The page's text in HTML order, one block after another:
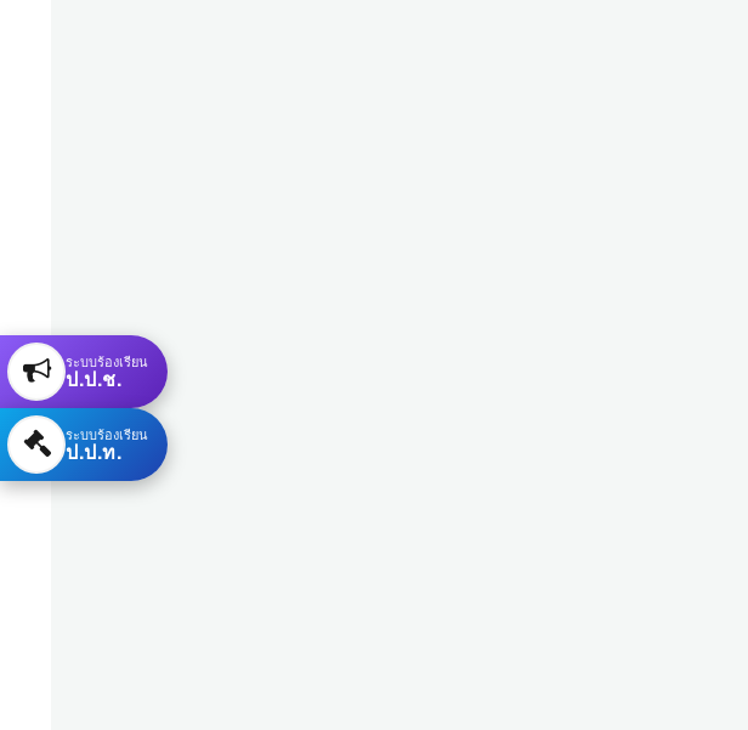
ระบบร้องเรียน
ป.ป.ช.
ระบบร้องเรียน
ป.ป.ท.